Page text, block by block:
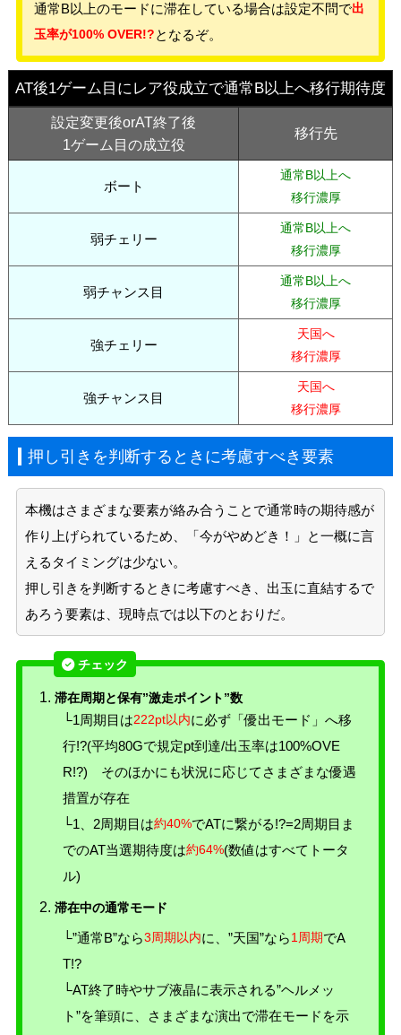
通常B以上のモードに滞在している場合は設定不問で出
玉率が100% OVER!?となるぞ。
AT後1ゲーム目にレア役成立で通常B以上へ移行期待度
設定変更後orAT終了後
1ゲーム目の成立役
移行先
ボート
通常B以上へ
移行濃厚
弱チェリー
通常B以上へ
移行濃厚
弱チャンス目
通常B以上へ
移行濃厚
強チェリー
天国へ
移行濃厚
強チャンス目
天国へ
移行濃厚
押し引きを判断するときに考慮すべき要素
本機はさまざまな要素が絡み合うことで通常時の期待感が
作り上げられているため、「今がやめどき！」と一概に言
えるタイミングは少ない。
押し引きを判断するときに考慮すべき、出玉に直結するで
あろう要素は、現時点では以下のとおりだ。
滞在周期と保有”激走ポイント”数
└1周期目は222pt以内に必ず「優出モード」へ移
行!?(平均80Gで規定pt到達/出玉率は100%OVE
R!?) そのほかにも状況に応じてさまざまな優遇
措置が存在
└1、2周期目は約40%でATに繋がる!?=2周期目ま
でのAT当選期待度は約64%(数値はすべてトータ
ル)
滞在中の通常モード
└”通常B”なら3周期以内に、”天国”なら1周期でA
T!?
└AT終了時やサブ液晶に表示される”ヘルメッ
ト”を筆頭に、さまざまな演出で滞在モードを示